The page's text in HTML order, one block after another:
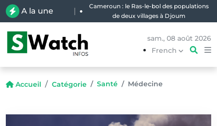
A la une |
Cameroun : le Ras-le-bol des populations
de deux villages à Djoum
sam., 08 août 2026
French
Accueil Catégorie Santé Médecine